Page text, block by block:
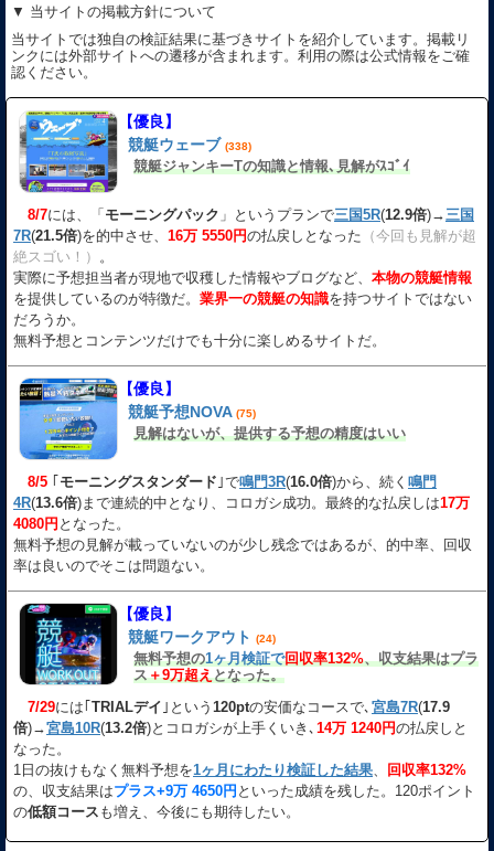
▼ 当サイトの掲載方針について
当サイトでは独自の検証結果に基づきサイトを紹介しています。掲載リ
ンクには外部サイトへの遷移が含まれます。利用の際は公式情報をご確
認ください。
【優良】
競艇ウェーブ (338)
競艇ジャンキーTの知識と情報､見解がｽｺﾞｲ
8/7には、「 モーニングパック 」というプランで三国5R(12.9倍)→ 三国
7R(21.5倍)を的中させ、 16万 5550円の払戻しとなった （今回も見解が超
絶スゴい！）
。
実際に予想担当者が現地で収穫した情報やブログなど、 本物の競艇情報
を提供しているのが特徴だ。 業界一の競艇の知識を持つサイトではない
だろうか。
無料予想とコンテンツだけでも十分に楽しめるサイトだ。
【優良】
競艇予想NOVA (75)
見解はないが、提供する予想の精度はいい
8/5 モーニングスタンダード ｣で鳴門3R(16.0倍)から、続く 鳴門
4R(13.6倍)まで連続的中となり、コロガシ成功。最終的な払戻しは17万
4080円 となった。
無料予想の見解が載っていないのが少し残念ではあるが、的中率、回収
率は良いのでそこは問題ない。
【優良】
競艇ワークアウト (24)
無料予想の1ヶ月検証で回収率132%、収支結果はプラ
ス＋9万超えとなった。
7/29には｢ TRIALデイ ｣という 120ptの安価なコースで､ 宮島7R(17.9
倍)→宮島10R(13.2倍)とコロガシが上手くいき､ 14万 1240円の払戻しと
なった。
1日の抜けもなく無料予想を1ヶ月にわたり検証した結果
回収率132%
の、収支結果はプラス+9万 4650円 といった成績を残した。120ポイント
の低額コース も増え、今後にも期待したい。